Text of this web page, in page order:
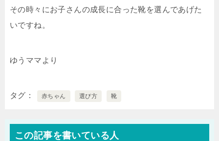
その時々にお子さんの成長に合った靴を選んであげた
いですね。
ゆうママより
タグ 赤ちゃん 選び方 靴
この記事を書いている人